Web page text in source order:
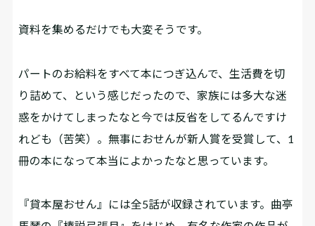
――資料を集めるだけでも大変そうです。
パートのお給料をすべて本につぎ込んで、生活費を切
り詰めて、という感じだったので、家族には多大な迷
惑をかけてしまったなと今では反省をしてるんですけ
れども（苦笑）。無事におせんが新人賞を受賞して、1
冊の本になって本当によかったなと思っています。
――『貸本屋おせん』には全5話が収録されています。曲亭